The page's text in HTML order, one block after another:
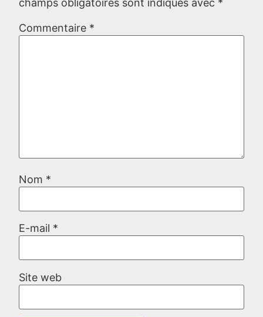
champs obligatoires sont indiqués avec *
Commentaire *
Nom *
E-mail *
Site web